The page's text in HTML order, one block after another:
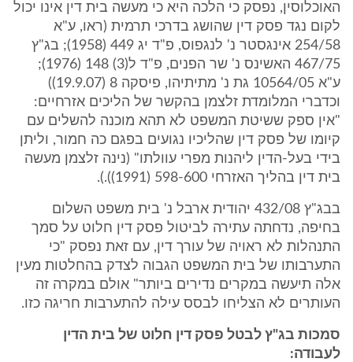
האוכלוסין, נפסק כי הלכה היא כי מעשה בית דין אינו יכול
לקום נגד פסק דין שהושג בדרכי תרמית (ראו, ע"א
254/58 אינגסטר נ' לנגפוס, פ"ד יג 449 (1958); בג"ץ
467/75 האשינס נ' שר הפנים, פ"ד ל(3) 148 (1976);
ע"א 10564/05 גת נ' מתיתיהו, פיסקה 8 (19.9.07))
וכדברי המלומדת זלצמן בהקשר של הליכים אזרחיים:
"אין ספק ששיטת המשפט לא תהא מוכנה להשלים עם
קיומו של פסק דין שהליכיו נגועים בפגם כה חמור, וליתן
בידי בעל-הדין ליהנות מפרי עוולתו" (נינה זלצמן מעשה
בית דין בהליך האזרחי 598-600 (1991)).).
בבג"ץ 432/08 יהודית ארבל נ' בית משפט השלום
בחיפה, נדחתה עתירה לביטול פסק דין חלוט על סמך
התנהלות לא ראויה של עורך דין, עם זאת נפסק "כי
התערבותו של בית המשפט הגבוה לצדק בהחלטות מעין
אלה תיעשה במקרים נדירים ביותר" אולם במקרה זה
העותרים לא הצליחו לבסס עילה להתערבות חריגה כזו.
סמכות בג"ץ לבטל פסק דין חלוט של בית הדין
לעבודה: